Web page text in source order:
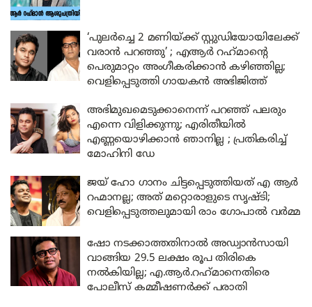
‘പുലർച്ചെ 2 മണിയ്ക്ക് സ്റ്റുഡിയോയിലേക്ക്
വരാൻ പറഞ്ഞു’ ; എആർ റഹ്‌മാന്റെ
പെരുമാറ്റം അംഗീകരിക്കാൻ കഴിഞ്ഞില്ല;
വെളിപ്പെടുത്തി ഗായകൻ അഭിജിത്ത്
അഭിമുഖമെടുക്കാനെന്ന് പറഞ്ഞ് പലരും
എന്നെ വിളിക്കുന്നു; എരിതീയിൽ
എണ്ണയൊഴിക്കാൻ ഞാനില്ല ; പ്രതികരിച്ച്
മോഹിനി ഡേ
ജയ് ഹോ ഗാനം ചിട്ടപ്പെടുത്തിയത് എ ആർ
റഹ്മാനല്ല; അത് മറ്റൊരാളുടെ സൃഷ്ടി;
വെളിപ്പെടുത്തലുമായി രാം ഗോപാൽ വർമ്മ
ഷോ നടക്കാത്തതിനാൽ അഡ്വാൻസായി
വാങ്ങിയ 29.5 ലക്ഷം രൂപ തിരികെ
നൽകിയില്ല; എ.ആർ.റഹ്‌മാനെതിരെ
പോലീസ് കമ്മീഷണർക്ക് പരാതി